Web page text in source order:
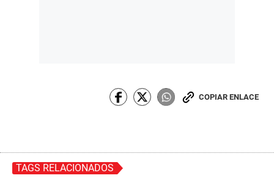
COPIAR ENLACE
TAGS RELACIONADOS